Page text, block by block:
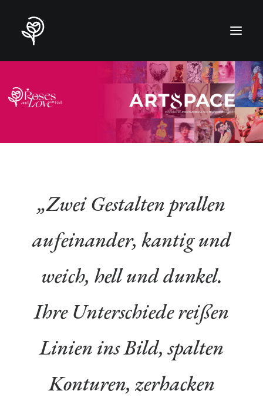
„Zwei Gestalten prallen
aufeinander, kantig und
weich, hell und dunkel.
Ihre Unterschiede reißen
Linien ins Bild, spalten
Konturen, zerhacken